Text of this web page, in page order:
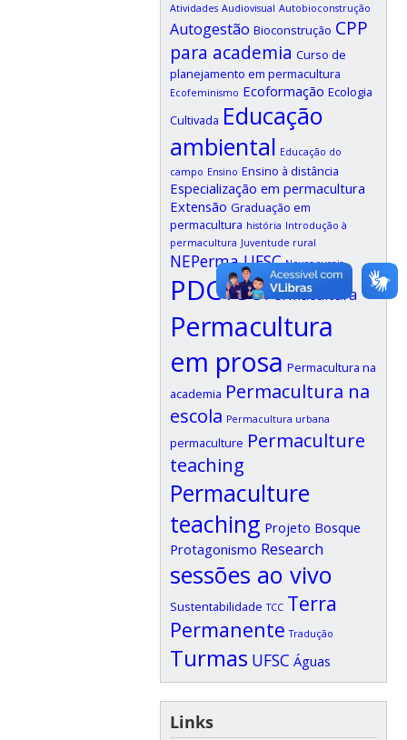
Atividades Audiovisual Autobioconstrução
Autogestão Bioconstrução CPP
para academia Curso de
planejamento em permacultura
Ecofeminismo Ecoformação Ecologia
Cultivada Educação
ambiental Educação do
campo Ensino Ensino à distância
Especialização em permacultura
Extensão Graduação em
permacultura história Introdução à
permacultura Juventude rural
NEPerma UFSC Novos rurais
PDCPDCPermacultura
Permacultura
em prosa Permacultura na
academia Permacultura na
escola Permacultura urbana
permaculture Permaculture
teaching
Permaculture
teaching Projeto Bosque
Protagonismo Research
sessões ao vivo
Sustentabilidade TCC Terra
Permanente Tradução
Turmas UFSC Águas
Links